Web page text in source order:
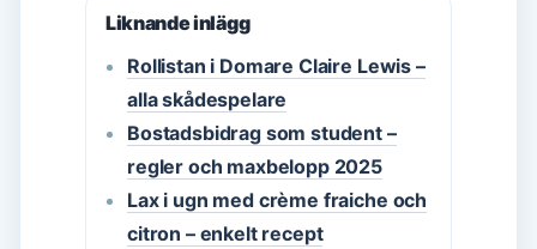
Liknande inlägg
Rollistan i Domare Claire Lewis –
alla skådespelare
Bostadsbidrag som student –
regler och maxbelopp 2025
Lax i ugn med crème fraiche och
citron – enkelt recept